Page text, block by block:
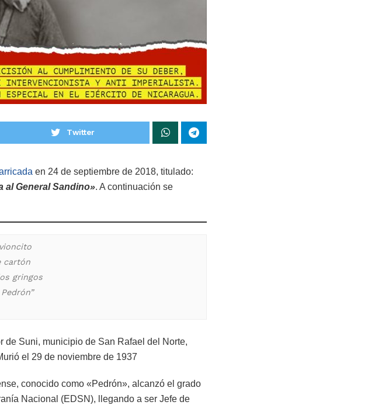
Twitter
en 24 de septiembre de 2018, titulado:
al General Sandino». A continuación se
cartón
gringos
de Suni, municipio de San Rafael del Norte,
el 29 de noviembre de 1937
conocido como «Pedrón», alcanzó el grado
Nacional (EDSN), llegando a ser Jefe de